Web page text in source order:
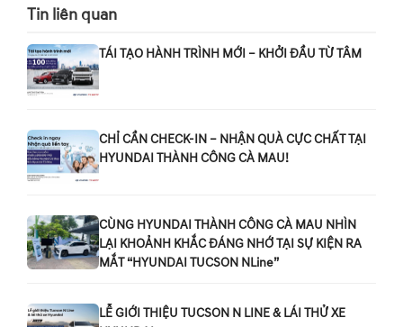
Tin liên quan
TÁI TẠO HÀNH TRÌNH MỚI – KHỞI ĐẦU TỪ TÂM
CHỈ CẦN CHECK-IN – NHẬN QUÀ CỰC CHẤT TẠI
HYUNDAI THÀNH CÔNG CÀ MAU!
CÙNG HYUNDAI THÀNH CÔNG CÀ MAU NHÌN
LẠI KHOẢNH KHẮC ĐÁNG NHỚ TẠI SỰ KIỆN RA
MẮT “HYUNDAI TUCSON NLine”
LỄ GIỚI THIỆU TUCSON N LINE & LÁI THỬ XE